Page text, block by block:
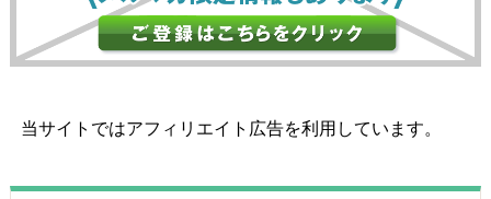
当サイトではアフィリエイト広告を利用しています。